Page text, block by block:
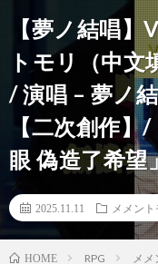
【夢ノ結唱
トモリ（中文
/ 演唱 – 夢ノ結
【二次創作
眼 偽造了希望
2025.11.11 メメント
HOME RPG メメ